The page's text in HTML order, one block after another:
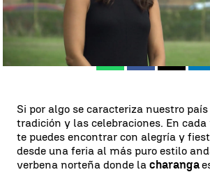
Miguel Salazar
Publicado:
15 de agosto de 2024, 13:56
WhatsappFacebook
Si por algo se caracteriza nuestro
tradición y las celebraciones. En cada
te puedes encontrar con alegría y
desde una feria al más puro estilo
verbena norteña donde la charanga